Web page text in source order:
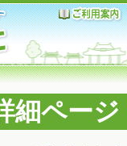
細ページ